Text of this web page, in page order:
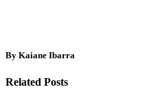
By Kaiane Ibarra
Related Posts